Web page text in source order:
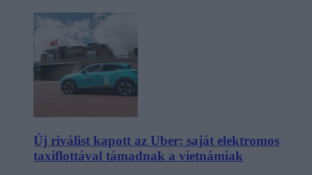
Új riválist kapott az Uber: saját elektromos
taxiflottával támadnak a vietnámiak